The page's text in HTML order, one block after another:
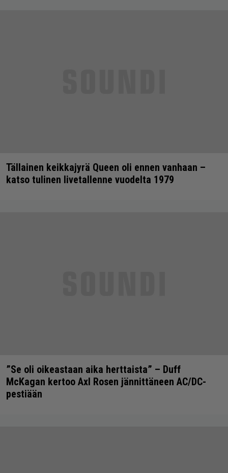
Tällainen keikkajyrä Queen oli ennen vanhaan –
katso tulinen livetallenne vuodelta 1979
”Se oli oikeastaan aika herttaista” – Duff
McKagan kertoo Axl Rosen jännittäneen AC/DC-
pestiään